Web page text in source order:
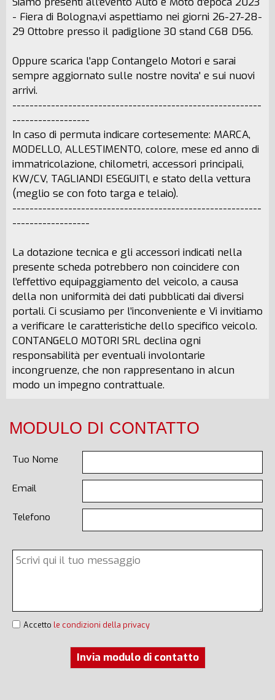
- Fiera di Bologna,vi aspettiamo nei giorni 26-27-28-
29 Ottobre presso il padiglione 30 stand C68 D56.
Oppure scarica l'app Contangelo Motori e sarai
sempre aggiornato sulle nostre novita' e sui nuovi
arrivi.
----------------------------------------------------------
------------------
In caso di permuta indicare cortesemente: MARCA,
MODELLO, ALLESTIMENTO, colore, mese ed anno di
immatricolazione, chilometri, accessori principali,
KW/CV, TAGLIANDI ESEGUITI, e stato della vettura
(meglio se con foto targa e telaio).
----------------------------------------------------------
------------------
La dotazione tecnica e gli accessori indicati nella
presente scheda potrebbero non coincidere con
l’effettivo equipaggiamento del veicolo, a causa
della non uniformità dei dati pubblicati dai diversi
portali. Ci scusiamo per l’inconveniente e Vi invitiamo
a verificare le caratteristiche dello specifico veicolo.
CONTANGELO MOTORI SRL declina ogni
responsabilità per eventuali involontarie
incongruenze, che non rappresentano in alcun
modo un impegno contrattuale.
MODULO DI CONTATTO
Tuo Nome
Email
Telefono
Accetto le condizioni della privacy
Invia modulo di contatto